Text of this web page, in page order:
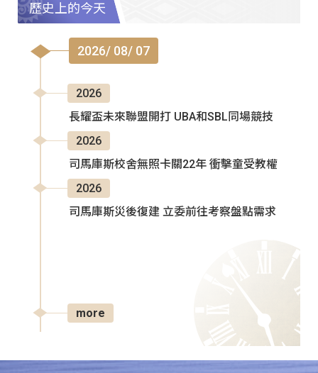
歷史上的今天
2026/ 08/ 07
2026
長耀盃未來聯盟開打 UBA和SBL同場競技
2026
司馬庫斯校舍無照卡關22年 衝擊童受教權
2026
司馬庫斯災後復建 立委前往考察盤點需求
more